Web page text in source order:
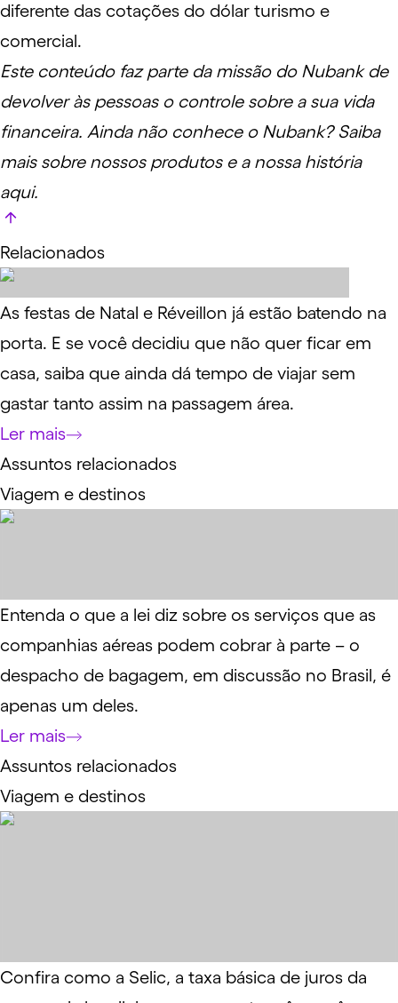
diferente das cotações do dólar turismo e
comercial.
Este conteúdo faz parte da missão do Nubank de
devolver às pessoas o controle sobre a sua vida
financeira. Ainda não conhece o Nubank? Saiba
maissobre nossos produtos e a nossa história
aqui.
Relacionados
As festas de Natal e Réveillon já estão batendo na
porta. E se você decidiu que não quer ficar em
casa, saiba que ainda dá tempo de viajar sem
gastar tanto assim na passagem área.
Ler mais
Assuntos relacionados
Viagem e destinos
Entenda o que a lei diz sobre os serviços que as
companhias aéreas podem cobrar à parte – o
despacho de bagagem, em discussão no Brasil, é
apenas um deles.
Ler mais
Assuntos relacionados
Viagem e destinos
Confira como a Selic, a taxa básica de juros da